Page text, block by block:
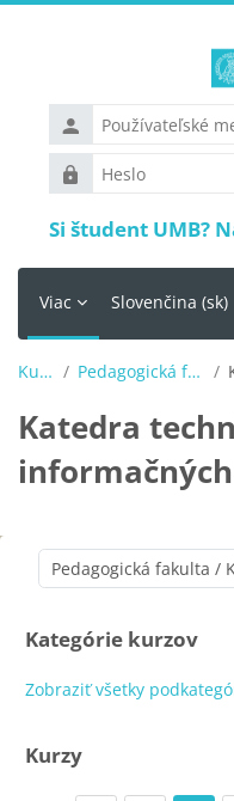
Používateľské
meno
Heslo
Si študent UMB?
Viac Slovenčina ‎(sk)‎
Kurzy Pedagogická fakulta
Katedra
Kategórie kurzov
Zobraziť všetky
Kurzy